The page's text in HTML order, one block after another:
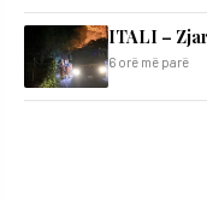
ITALI –
6 orë më parë